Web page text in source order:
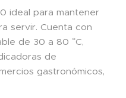
ideal para mantener
servir. Cuenta con
de 30 a 80 °C,
de
gastronómicos,